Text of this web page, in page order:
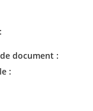
document :
: